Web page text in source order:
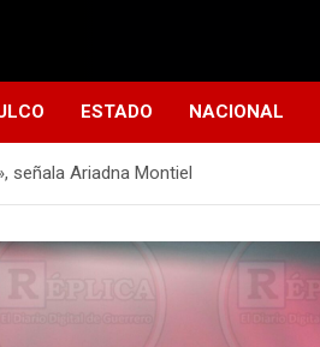
ESTADO NACIONAL
señala Ariadna Montiel